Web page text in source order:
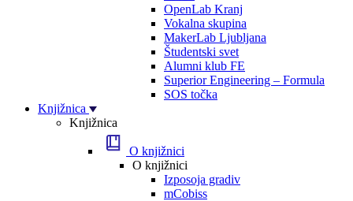
OpenLab Kranj
Vokalna skupina
MakerLab Ljubljana
Študentski svet
Alumni klub FE
Superior Engineering – Formula
SOS točka
Knjižnica
Knjižnica
O knjižnici
O knjižnici
Izposoja gradiv
mCobiss